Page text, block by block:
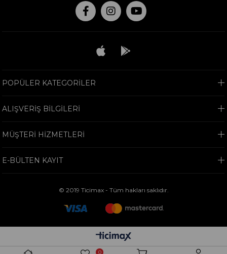
POPÜLER KATEGORİLER
ALIŞVERİŞ BİLGİLERİ
MÜŞTERİ HİZMETLERİ
E-BÜLTEN KAYIT
© 2019 Ticimax - Tüm hakları saklıdır.
0